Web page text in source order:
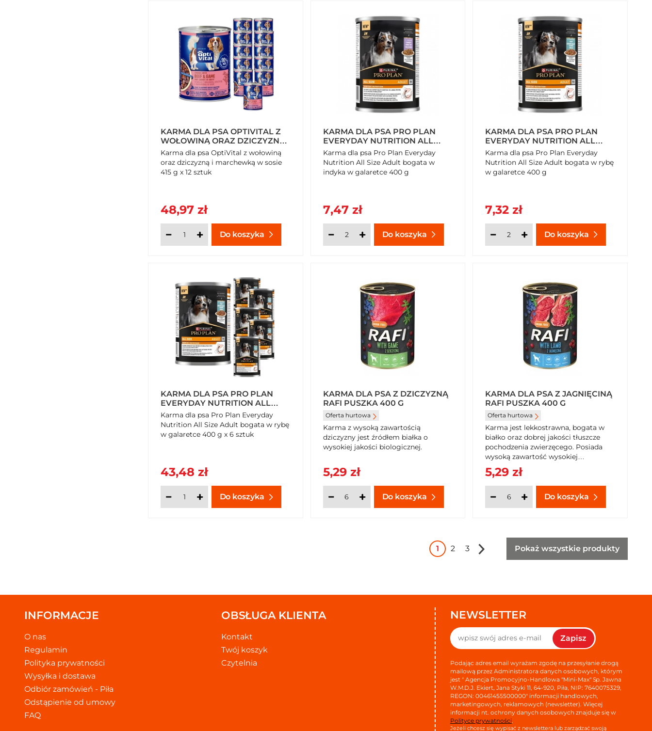
KARMA DLA PSA OPTIVITAL Z
WOŁOWINĄ ORAZ DZICZYZNĄ I
MARCHEWKĄ W SOSIE 415 G X
12 SZTUK
Karma dla psa OptiVital z wołowiną
oraz dziczyzną i marchewką w sosie
415 g x 12 sztuk
48,97 zł
Do koszyka
KARMA DLA PSA PRO PLAN
EVERYDAY NUTRITION ALL
SIZE ADULT BOGATA W INDYKA
W GALARETCE 400 G
Karma dla psa Pro Plan Everyday
Nutrition All Size Adult bogata w
indyka w galaretce 400 g
7,47 zł
Do koszyka
KARMA DLA PSA PRO PLAN
EVERYDAY NUTRITION ALL
SIZE ADULT BOGATA W RYBĘ
W GALARETCE 400 G
Karma dla psa Pro Plan Everyday
Nutrition All Size Adult bogata w rybę
w galaretce 400 g
7,32 zł
Do koszyka
KARMA DLA PSA PRO PLAN
EVERYDAY NUTRITION ALL
SIZE ADULT BOGATA W RYBĘ
W GALARETCE 400 G X 6 SZTUK
Karma dla psa Pro Plan Everyday
Nutrition All Size Adult bogata w rybę
w galaretce 400 g x 6 sztuk
43,48 zł
Do koszyka
KARMA DLA PSA Z DZICZYZNĄ
RAFI PUSZKA 400 G
Oferta hurtowa
Karma z wysoką zawartością
dziczyzny jest źródłem białka o
wysokiej jakości biologicznej.
5,29 zł
Do koszyka
KARMA DLA PSA Z JAGNIĘCINĄ
RAFI PUSZKA 400 G
Oferta hurtowa
Karma jest lekkostrawna, bogata w
białko oraz dobrej jakości tłuszcze
pochodzenia zwierzęcego. Posiada
wysoką zawartość wysokiej
zawartości...
5,29 zł
Do koszyka
1 2 3 Pokaż wszystkie produkty
INFORMACJE
O nas
Regulamin
Polityka prywatności
Wysyłka i dostawa
Odbiór zamówień - Piła
Odstąpienie od umowy
FAQ
OBSŁUGA KLIENTA
Kontakt
Twój koszyk
Czytelnia
NEWSLETTER
Zapisz
Podając adres email wyrażam zgodę na przesyłanie drogą
mailową przez Administratora danych osobowych, którym
jest " Agencja Promocyjno-Handlowa "Mini-Max" Sp. Jawna
W.M.D.J. Ekiert, Jana Styki 11, 64-920, Piła, NIP: 7640075329,
REGON: 00461455500000" informacji handlowych,
marketingowych, reklamowych (newsletter). Więcej
informacji nt. ochrony danych osobowych znajduje się w
Polityce prywatności.
Jeżeli chcesz się wypisać z newslettera lub zarządzać swoją